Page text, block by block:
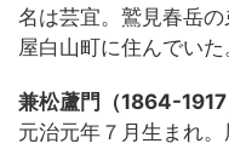
名は芸宜。鷲見春岳
屋白山町に住んでいた
兼松蘆門（1864-
元治元年７月生まれ